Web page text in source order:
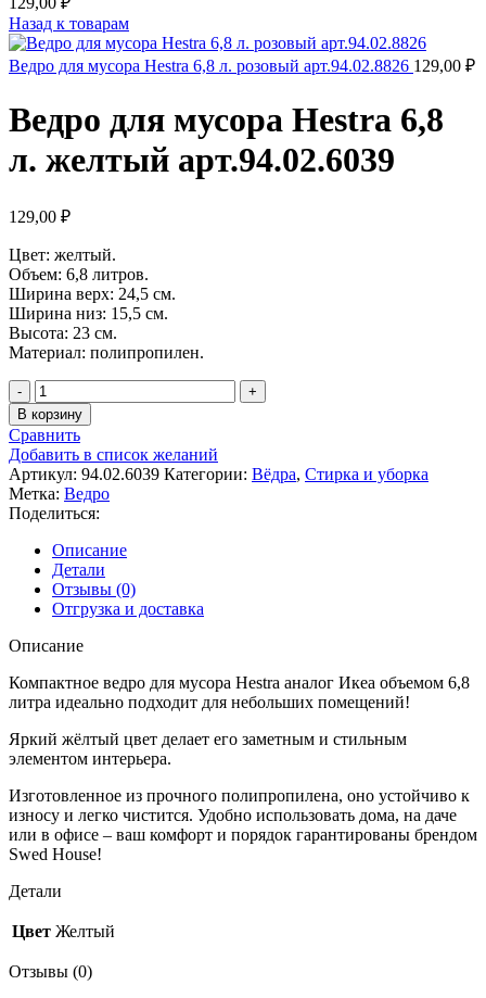
Назад к товарам
Ведро для мусора Hestra 6,8 л. розовый арт.94.02.8826 129,00 ₽
Ведро для мусора Hestra 6,8
л. желтый арт.94.02.6039
129,00 ₽
Цвет: желтый.
Объем: 6,8 литров.
Ширина верх: 24,5 см.
Ширина низ: 15,5 см.
Высота: 23 см.
Материал: полипропилен.
Количество
товара
Ведро
для
мусора
Hestra
6,8
л.
желтый
арт.94.02.6039
В корзину
Сравнить
Добавить в список желаний
Артикул: 94.02.6039 Категории: Вёдра, Стирка и уборка
Метка: Ведро
Поделиться:
Описание
Детали
Отзывы (0)
Отгрузка и доставка
Описание
Компактное ведро для мусора Hestra аналог Икеа объемом 6,8
литра идеально подходит для небольших помещений!
Яркий жёлтый цвет делает его заметным и стильным
элементом интерьера.
Изготовленное из прочного полипропилена, оно устойчиво к
износу и легко чистится. Удобно использовать дома, на даче
или в офисе – ваш комфорт и порядок гарантированы брендом
Swed House!
Детали
Цвет Желтый
Отзывы (0)